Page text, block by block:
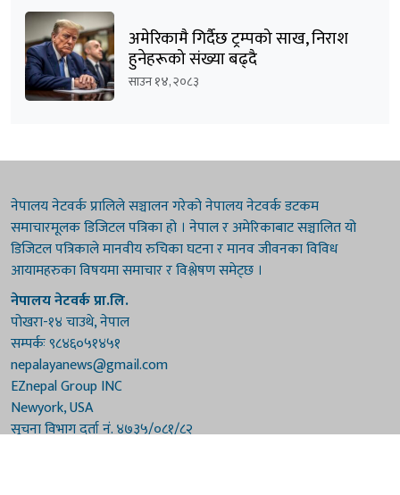
अमेरिकामै गिर्दैछ ट्रम्पको साख, निराश
हुनेहरूको संख्या बढ्दै
साउन १४, २०८३
नेपालय नेटवर्क प्रालिले सञ्चालन गरेको नेपालय नेटवर्क डटकम
समाचारमूलक डिजिटल पत्रिका हो । नेपाल र अमेरिकाबाट सञ्चालित यो
डिजिटल पत्रिकाले मानवीय रुचिका घटना र मानव जीवनका विविध
आयामहरुका विषयमा समाचार र विश्लेषण समेट्छ ।
नेपालय नेटवर्क प्रा.लि.
पोखरा-१४ चाउथे, नेपाल
सम्पर्कः ९८४६०५१४५१
nepalayanews@gmail.com
EZnepal Group INC
Newyork, USA
सूचना विभाग दर्ता नं. ४७३५/०८१/८२